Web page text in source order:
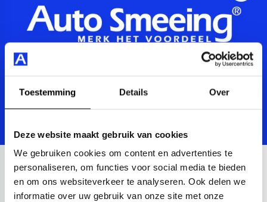
Toestemming Details Over
Deze website maakt gebruik van cookies
We gebruiken cookies om content en advertenties te
personaliseren, om functies voor social media te bieden
en om ons websiteverkeer te analyseren. Ook delen we
informatie over uw gebruik van onze site met onze
Audi A3
Sportback 40 TFSIe Advanced